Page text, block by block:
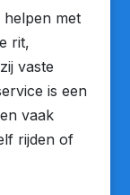
met
rit,
vaste
is een
vaak
rijden of